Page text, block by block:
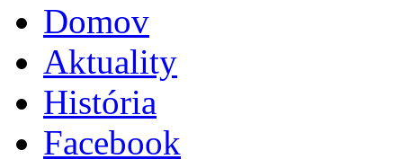
Domov
Aktuality
História
Facebook